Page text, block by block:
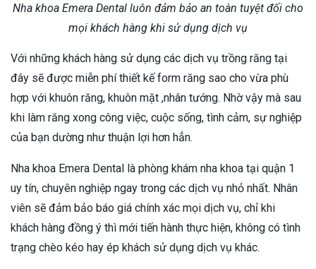
Nha khoa Emera Dental luôn đảm bảo an toàn tuyệt đối cho
mọi khách hàng khi sử dụng dịch vụ
Với những khách hàng sử dụng các dịch vụ trồng răng tại
đây sẽ được miễn phí thiết kế form răng sao cho vừa phù
hợp với khuôn răng, khuôn mặt ,nhân tướng. Nhờ vậy mà sau
khi làm răng xong công việc, cuộc sống, tình cảm, sự nghiệp
của bạn dường như thuận lợi hơn hẳn.
Nha khoa Emera Dental là phòng khám nha khoa tại quận 1
uy tín, chuyên nghiệp ngay trong các dịch vụ nhỏ nhất. Nhân
viên sẽ đảm bảo báo giá chính xác mọi dịch vụ, chỉ khi
khách hàng đồng ý thì mới tiến hành thực hiện, không có tình
trạng chèo kéo hay ép khách sử dụng dịch vụ khác.